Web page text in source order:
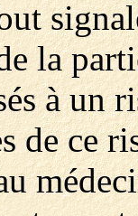
la
à un
de ce